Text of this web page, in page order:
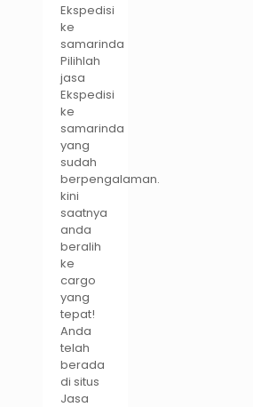
Ekspedisi
ke
samarinda
Pilihlah
jasa
Ekspedisi
ke
samarinda
yang
sudah
berpengalaman.
kini
saatnya
anda
beralih
ke
cargo
yang
tepat!
Anda
telah
berada
di situs
Jasa